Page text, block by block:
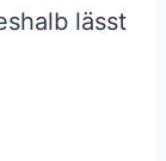
lässt